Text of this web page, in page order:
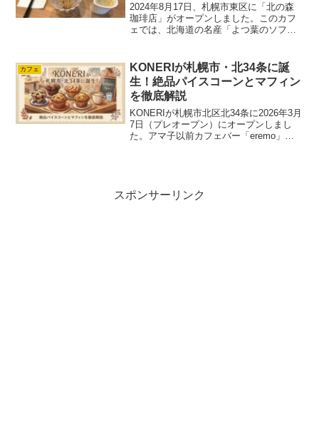
2024年8月17日、札幌市東区に「北の森
珈琲店」がオープンしました。このカフ
ェでは、北海道の名産「よつ葉のソフト
できるお得なメニューも用意されていま
す。アマ子朝8時3...
カフェ
KONERIが札幌市・北34条に誕
生！絶品パイスコーンとマフィン
を徹底解説
KONERIが札幌市北区北34条に2026年3月
7日（プレオープン）にオープンしまし
た。アマ子以前カフェバー「eremo」が
スポンサーリンク